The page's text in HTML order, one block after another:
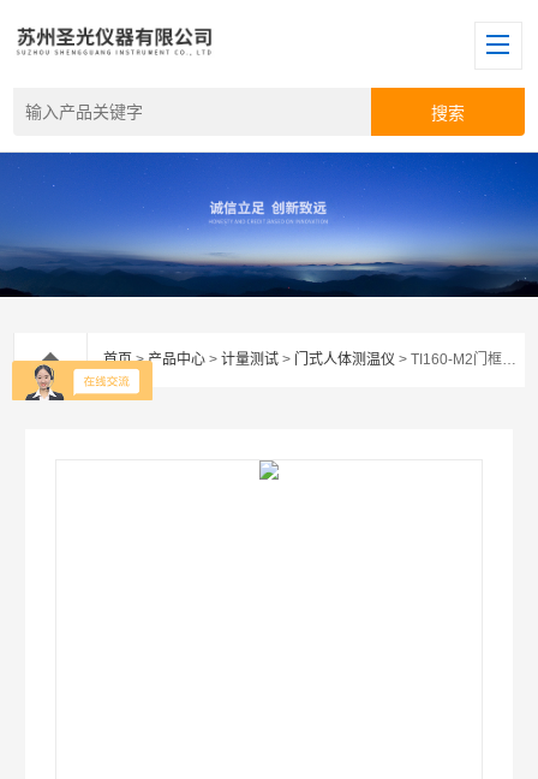
首页>产品中心 >计量测试 > 门式人体测温仪 > TI160-M2门框式人体测温仪